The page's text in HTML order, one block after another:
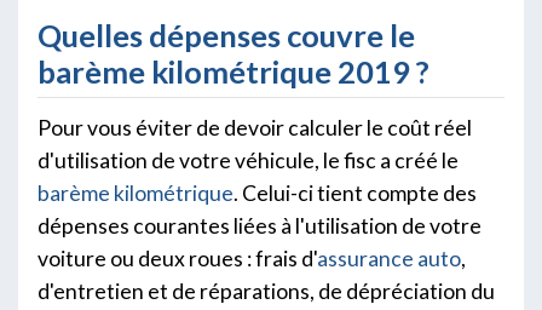
Quelles dépenses couvre le
barème kilométrique 2019 ?
Pour vous éviter de devoir calculer le coût réel
d'utilisation de votre véhicule, le fisc a créé le
barème kilométrique. Celui-ci tient compte des
dépenses courantes liées à l'utilisation de votre
voiture ou deux roues : frais d'assurance auto,
d'entretien et de réparations, de dépréciation du